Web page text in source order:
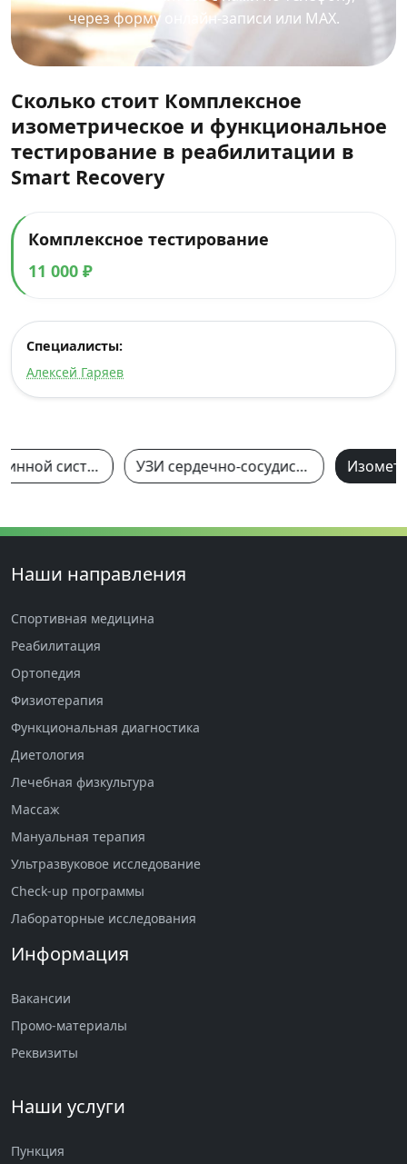
через форму онлайн-записи или MAX.
Сколько стоит Комплексное
изометрическое и функциональное
тестирование в реабилитации в
Smart Recovery
Комплексное тестирование
11 000 ₽
Специалисты:
Алексей Гаряев
УЗИ эндокринной системы УЗИ сердечно-сосудистой системы
Наши направления
Спортивная медицина
Реабилитация
Ортопедия
Физиотерапия
Функциональная диагностика
Диетология
Лечебная физкультура
Массаж
Мануальная терапия
Ультразвуковое исследование
Check-up программы
Лабораторные исследования
Информация
Вакансии
Промо-материалы
Реквизиты
Наши услуги
Пункция